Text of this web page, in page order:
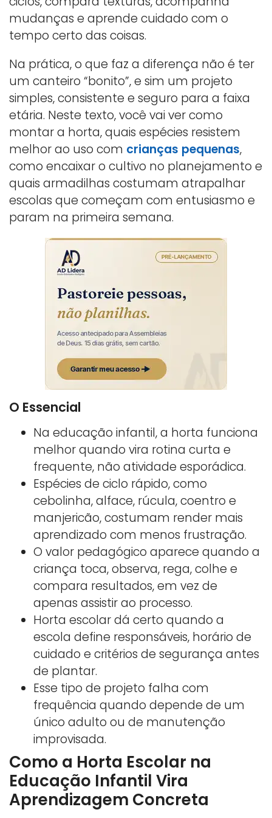
mudanças e aprende cuidado com o
tempo certo das coisas.
Na prática, o que faz a diferença não é ter
um canteiro “bonito”, e sim um projeto
simples, consistente e seguro para a faixa
etária. Neste texto, você vai ver como
montar a horta, quais espécies resistem
melhor ao uso com crianças pequenas,
como encaixar o cultivo no planejamento e
quais armadilhas costumam atrapalhar
escolas que começam com entusiasmo e
param na primeira semana.
O Essencial
Na educação infantil, a horta funciona
melhor quando vira rotina curta e
frequente, não atividade esporádica.
Espécies de ciclo rápido, como
cebolinha, alface, rúcula, coentro e
manjericão, costumam render mais
aprendizado com menos frustração.
O valor pedagógico aparece quando a
criança toca, observa, rega, colhe e
compara resultados, em vez de
apenas assistir ao processo.
Horta escolar dá certo quando a
escola define responsáveis, horário de
cuidado e critérios de segurança antes
de plantar.
Esse tipo de projeto falha com
frequência quando depende de um
único adulto ou de manutenção
improvisada.
Como a Horta Escolar na
Educação Infantil Vira
Aprendizagem Concreta